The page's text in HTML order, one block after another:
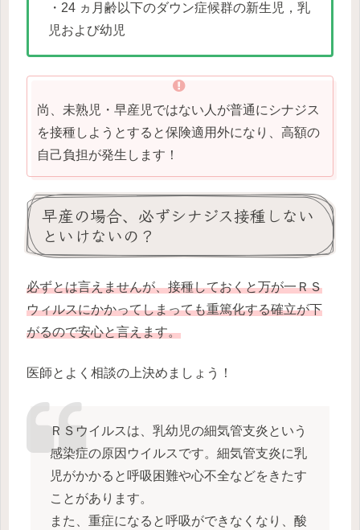
・24 ヵ月齢以下のダウン症候群の新生児，乳
児および幼児
尚、未熟児・早産児ではない人が普通にシナジス
を接種しようとすると保険適用外になり、高額の
自己負担が発生します！
早産の場合、必ずシナジス接種しない
といけないの？
必ずとは言えませんが、接種しておくと万が一ＲＳ
ウィルスにかかってしまっても重篤化する確立が下
がるので安心と言えます。
医師とよく相談の上決めましょう！
ＲＳウイルスは、乳幼児の細気管支炎という
感染症の原因ウイルスです。細気管支炎に乳
児がかかると呼吸困難や心不全などをきたす
ことがあります。
また、重症になると呼吸ができなくなり、酸